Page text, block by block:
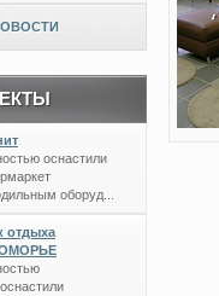
оснастили
оборуд...
отдыха